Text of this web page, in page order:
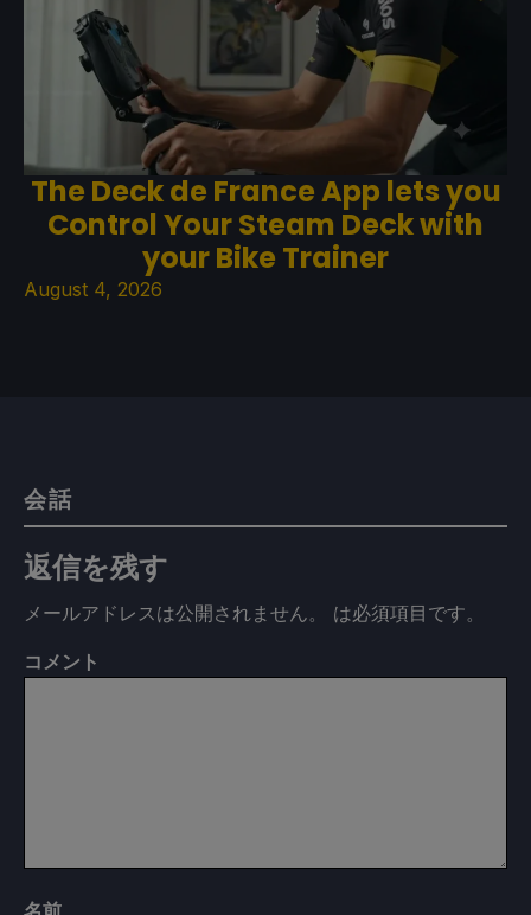
The Deck de France App lets you
Control Your Steam Deck with
your Bike Trainer
August 4, 2026
会話
返信を残す
メールアドレスは公開されません。 は必須項目です。
コメント
名前